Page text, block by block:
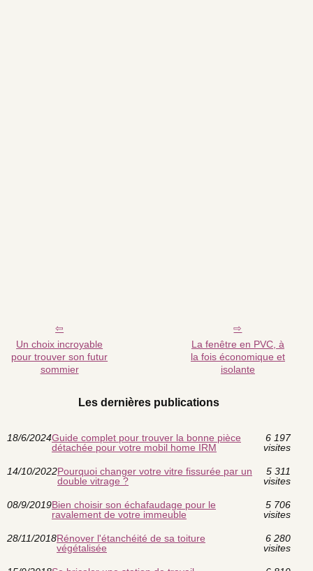
Un choix incroyable
pour trouver son futur
sommier
La fenêtre en PVC, à
la fois économique et
isolante
Les dernières publications
18/6/2024Guide complet pour trouver la bonne pièce
détachée pour votre mobil home IRM
6 197
visites
14/10/2022Pourquoi changer votre vitre fissurée par un
double vitrage ?
5 311
visites
08/9/2019Bien choisir son échafaudage pour le
ravalement de votre immeuble
5 706
visites
28/11/2018Rénover l'étanchéité de sa toiture
végétalisée
6 280
visites